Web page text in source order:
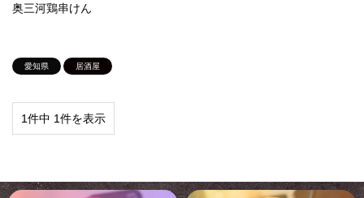
奥三河鶏串けん
愛知県 居酒屋
1件中 1件を表示